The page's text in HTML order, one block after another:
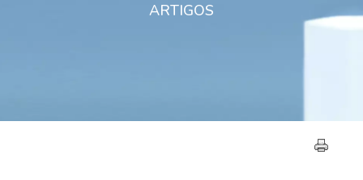
ARTIGOS